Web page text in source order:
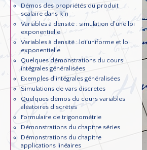
Démos des propriétés du produit
scalaire dans R^n
Variables à densité : simulation d'une loi
exponentielle
Variables à densité : loi uniforme et loi
exponentielle
Quelques démonstrations du cours
intégrales généralisées
Exemples d'intégrales généralisées
Simulations de vars discretes
Quelques démos du cours variables
aléatoires discrètes
Formulaire de trigonométrie
Démonstrations du chapitre séries
Démonstrations du chapitre
applications linéaires